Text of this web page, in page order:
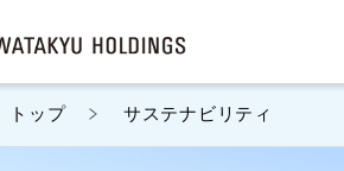
トップ サステナビリティ